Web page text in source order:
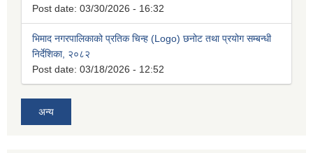
Post date: 03/30/2026 - 16:32
भिमाद नगरपालिकाको प्रतिक चिन्ह (Logo) छनोट तथा प्रयोग सम्बन्धी
निर्देशिका, २०८२
Post date: 03/18/2026 - 12:52
अन्य